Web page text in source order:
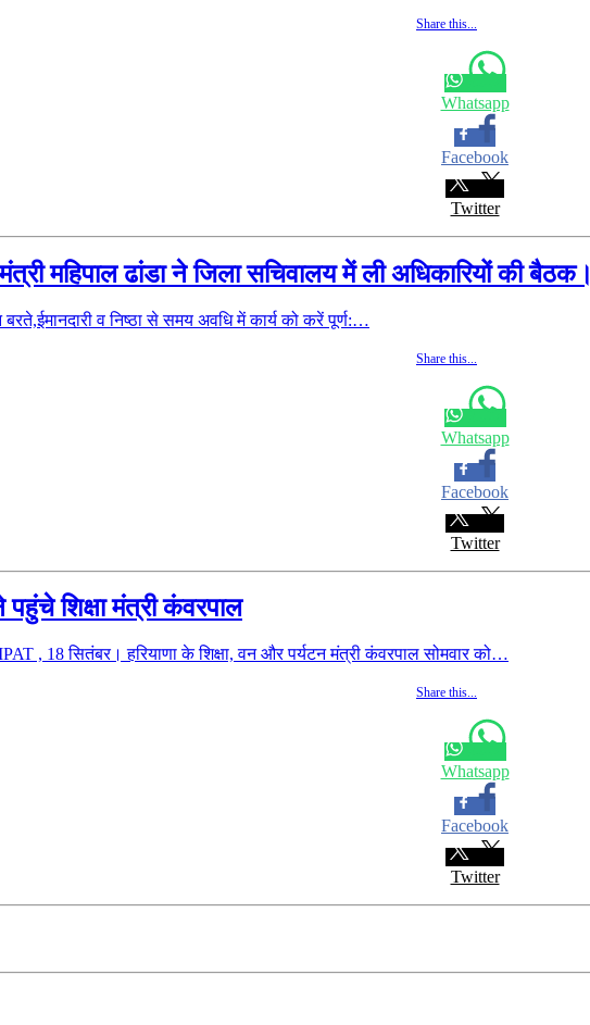
Share this...
Whatsapp
Facebook
Twitter
मंत्री महिपाल ढांडा ने जिला सचिवालय में ली अधिकारियों की बैठक।
बरते,ईमानदारी व निष्ठा से समय अवधि में कार्य को करें पूर्ण:…
Share this...
Whatsapp
Facebook
Twitter
शिक्षा मंत्री कंवरपाल
, 18 सितंबर। हरियाणा के शिक्षा, वन और पर्यटन मंत्री कंवरपाल सोमवार को…
Share this...
Whatsapp
Facebook
Twitter